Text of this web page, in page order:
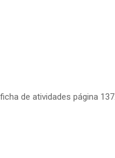
de atividades página 137.